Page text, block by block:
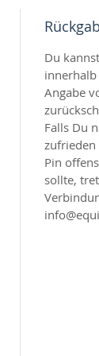
Du
innerhalb
Angabe
Falls Du
Pin
sollte,